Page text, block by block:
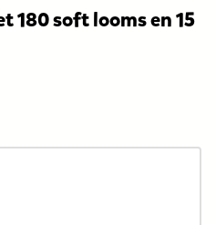
180 soft looms en 15